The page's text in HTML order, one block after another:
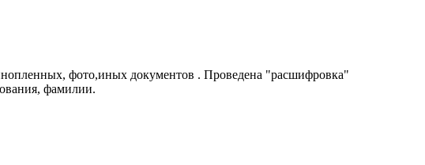
фото,иных документов . Проведена "расшифровка"
фамилии.